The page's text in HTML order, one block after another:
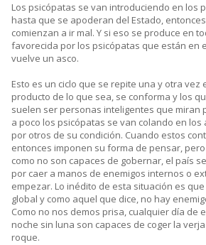
Los psicópatas se van introduciendo en los
hasta que se apoderan del Estado,
comienzan a ir mal. Y si eso se produce en
favorecida por los psicópatas que están en
vuelve un asco.
Esto es un ciclo que se repite una y otra vez
producto de lo que sea, se conforma y los
suelen ser personas inteligentes que miran
a poco los psicópatas se van colando en
por otros de su condición. Cuando estos
entonces imponen su forma de pensar,
como no son capaces de gobernar, el país
por caer a manos de enemigos internos o
empezar. Lo inédito de esta situación es
global y como aquel que dice, no hay
Como no nos demos prisa, cualquier día de
noche sin luna son capaces de coger la
roque.